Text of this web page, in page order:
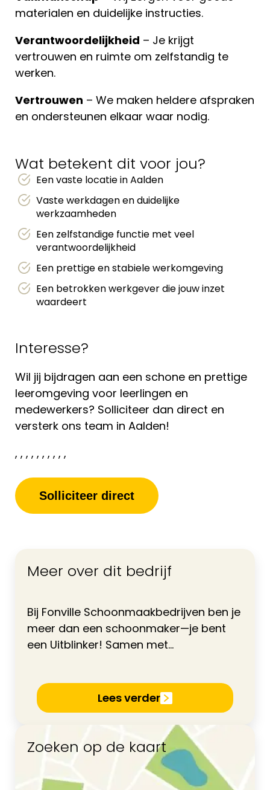
materialen en duidelijke instructies.
Verantwoordelijkheid – Je krijgt
vertrouwen en ruimte om zelfstandig te
werken.
Vertrouwen – We maken heldere afspraken
en ondersteunen elkaar waar nodig.
Wat betekent dit voor jou?
Een vaste locatie in Aalden
Vaste werkdagen en duidelijke
werkzaamheden
Een zelfstandige functie met veel
verantwoordelijkheid
Een prettige en stabiele werkomgeving
Een betrokken werkgever die jouw inzet
waardeert
Interesse?
Wil jij bijdragen aan een schone en prettige
leeromgeving voor leerlingen en
medewerkers? Solliciteer dan direct en
versterk ons team in Aalden!
, , , , , , , , , ,
Solliciteer direct
Meer over dit bedrijf
Bij Fonville Schoonmaakbedrijven ben je
meer dan een schoonmaker—je bent
een Uitblinker! Samen met...
Lees verder
Zoeken op de kaart